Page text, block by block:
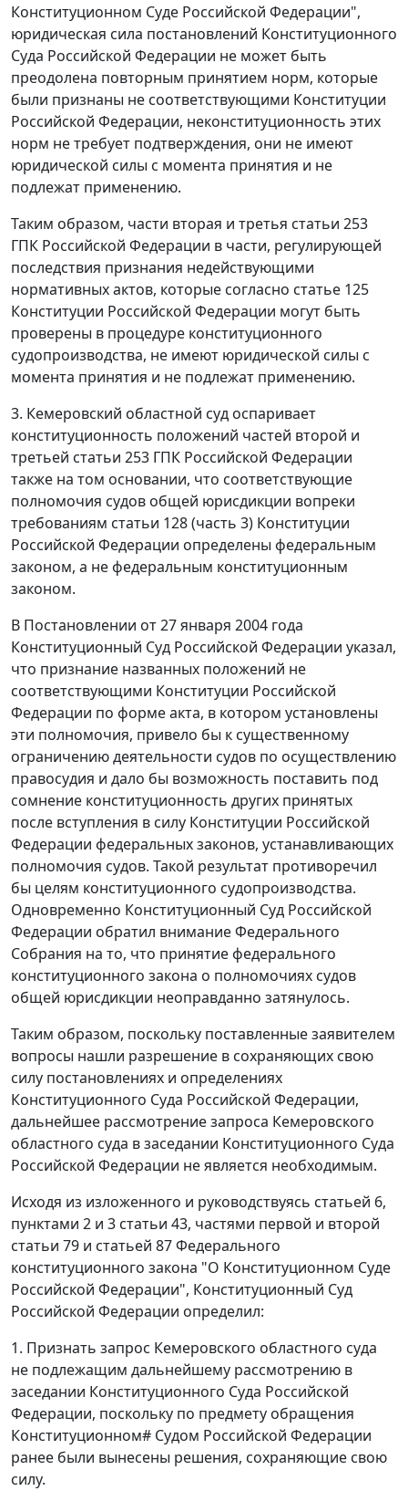
Конституционном Суде Российской Федерации",
юридическая сила постановлений Конституционного
Суда Российской Федерации не может быть
преодолена повторным принятием норм, которые
были признаны не соответствующими Конституции
Российской Федерации, неконституционность этих
норм не требует подтверждения, они не имеют
юридической силы с момента принятия и не
подлежат применению.
Таким образом, части вторая и третья статьи 253
ГПК Российской Федерации в части, регулирующей
последствия признания недействующими
нормативных актов, которые согласно статье 125
Конституции Российской Федерации могут быть
проверены в процедуре конституционного
судопроизводства, не имеют юридической силы с
момента принятия и не подлежат применению.
3. Кемеровский областной суд оспаривает
конституционность положений частей второй и
третьей статьи 253 ГПК Российской Федерации
также на том основании, что соответствующие
полномочия судов общей юрисдикции вопреки
требованиям статьи 128 (часть 3) Конституции
Российской Федерации определены федеральным
законом, а не федеральным конституционным
законом.
В Постановлении от 27 января 2004 года
Конституционный Суд Российской Федерации указал,
что признание названных положений не
соответствующими Конституции Российской
Федерации по форме акта, в котором установлены
эти полномочия, привело бы к существенному
ограничению деятельности судов по осуществлению
правосудия и дало бы возможность поставить под
сомнение конституционность других принятых
после вступления в силу Конституции Российской
Федерации федеральных законов, устанавливающих
полномочия судов. Такой результат противоречил
бы целям конституционного судопроизводства.
Одновременно Конституционный Суд Российской
Федерации обратил внимание Федерального
Собрания на то, что принятие федерального
конституционного закона о полномочиях судов
общей юрисдикции неоправданно затянулось.
Таким образом, поскольку поставленные заявителем
вопросы нашли разрешение в сохраняющих свою
силу постановлениях и определениях
Конституционного Суда Российской Федерации,
дальнейшее рассмотрение запроса Кемеровского
областного суда в заседании Конституционного Суда
Российской Федерации не является необходимым.
Исходя из изложенного и руководствуясь статьей 6,
пунктами 2 и 3 статьи 43, частями первой и второй
статьи 79 и статьей 87Федерального
конституционного закона "О Конституционном Суде
Российской Федерации", Конституционный Суд
Российской Федерации определил:
1. Признать запрос Кемеровского областного суда
не подлежащим дальнейшему рассмотрению в
заседании Конституционного Суда Российской
Федерации, поскольку по предмету обращения
Конституционном# Судом Российской Федерации
ранее были вынесены решения, сохраняющие свою
силу.